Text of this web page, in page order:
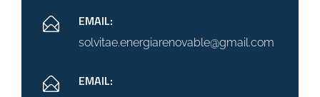
EMAIL:
solvitae.energiarenovable@gmail.com
EMAIL: